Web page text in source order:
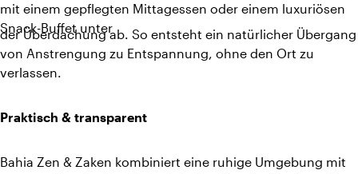
mit einem gepflegten Mittagessen oder einem luxuriösen
Snack-Buffet unter
der Überdachung ab. So entsteht ein natürlicher Übergang
von Anstrengung zu Entspannung, ohne den Ort zu
verlassen.
Praktisch & transparent
Bahia Zen & Zaken kombiniert eine ruhige Umgebung mit